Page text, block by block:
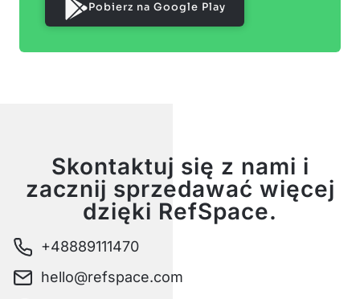
Pobierz na Google Play
Skontaktuj się z nami i
zacznij sprzedawać więcej
dzięki RefSpace.
+48889111470
hello@refspace.com